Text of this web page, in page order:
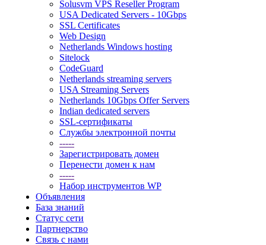
Solusvm VPS Reseller Program
USA Dedicated Servers - 10Gbps
SSL Certificates
Web Design
Netherlands Windows hosting
Sitelock
CodeGuard
Netherlands streaming servers
USA Streaming Servers
Netherlands 10Gbps Offer Servers
Indian dedicated servers
SSL-сертификаты
Службы электронной почты
-----
Зарегистрировать домен
Перенести домен к нам
-----
Набор инструментов WP
Объявления
База знаний
Статус сети
Партнерство
Связь с нами